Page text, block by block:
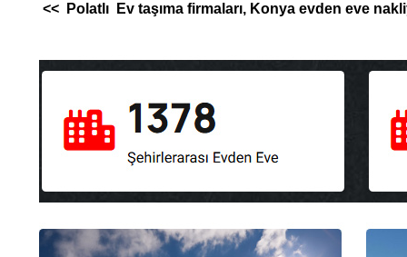
<< Polatlı Ev taşıma firmaları, Konya evden eve